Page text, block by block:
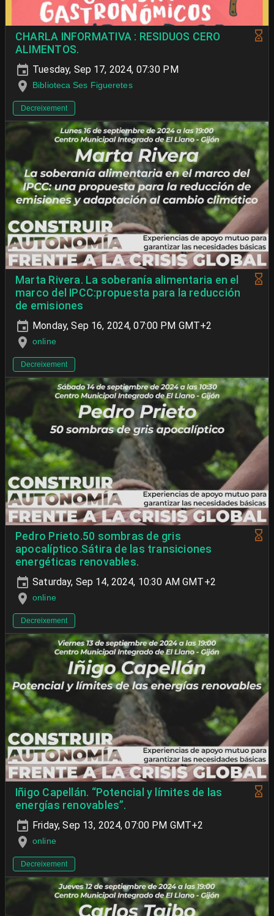
CHARLA INFORMATIVA : RESIDUOS CERO
ALIMENTOS.
Tuesday, Sep 17, 2024, 07:30 PM
Biblioteca Ses Figueretes
Decreixement
Marta Rivera. La soberanía alimentaria en el
marco del IPCC:propuesta para la reducción
de emisiones
Monday, Sep 16, 2024, 07:00 PM GMT+2
online
Decreixement
Pedro Prieto.50 sombras de gris
apocalíptico.Sátira de las transiciones
energéticas renovables.
Saturday, Sep 14, 2024, 10:30 AM GMT+2
online
Decreixement
Iñigo Capellán. “Potencial y límites de las
energías renovables”.
Friday, Sep 13, 2024, 07:00 PM GMT+2
online
Decreixement